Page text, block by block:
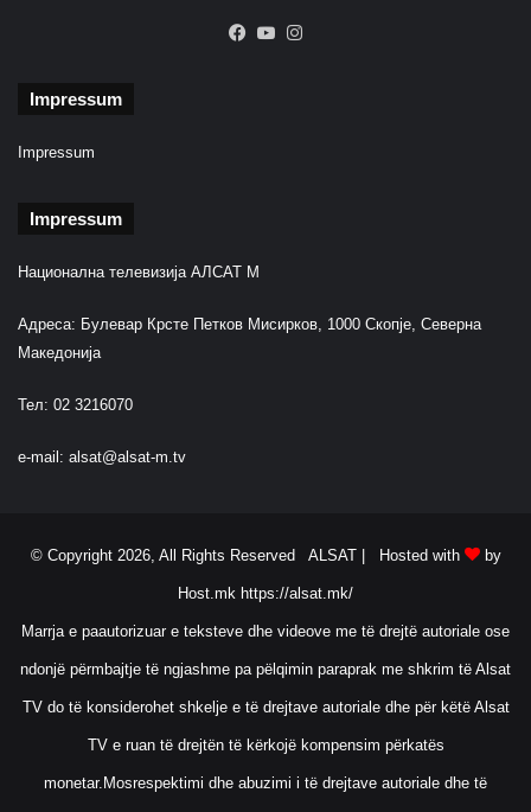
Facebook
YouTube
Impressum
Impressum
Impressum
Национална телевизија АЛСАТ М
Адреса: Булевар Крсте Петков Мисирков, 1000 Скопје, Северна
Македонија
Тел: 02 3216070
e-mail: alsat@alsat-m.tv
© Copyright 2026, All Rights Reserved ALSAT | Hosted with by
Host.mk https://alsat.mk/
Marrja e paautorizuar e teksteve dhe videove me të drejtë autoriale ose
ndonjë përmbajtje të ngjashme pa pëlqimin paraprak me shkrim të Alsat
TV do të konsiderohet shkelje e të drejtave autoriale dhe për këtë Alsat
TV e ruan të drejtën të kërkojë kompensim përkatës
monetar.Mosrespektimi dhe abuzimi i të drejtave autoriale dhe të